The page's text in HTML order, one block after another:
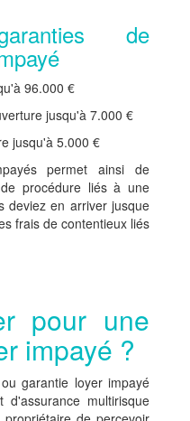
de
96.000 €
jusqu'à 7.000 €
jusqu'à 5.000 €
permet ainsi de
procédure liés à une
deviez en arriver jusque
frais de contentieux liés
pour une
impayé ?
garantie loyer impayé
multirisque